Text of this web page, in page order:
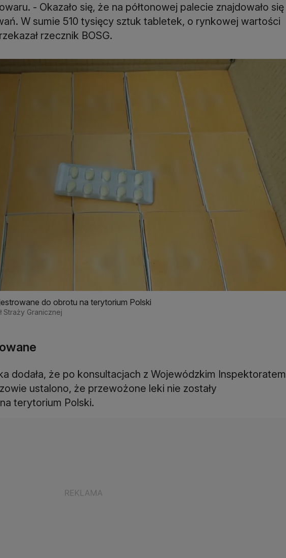
- Okazało się, że na półtonowej palecie znajdowało się
W sumie 510 tysięcy sztuk tabletek, o rynkowej wartości
rzecznik BOSG.
do obrotu na terytorium Polski
Straży Granicznej
dodała, że po konsultacjach z Wojewódzkim Inspektoratem
ustalono, że przewożone leki nie zostały
terytorium Polski.